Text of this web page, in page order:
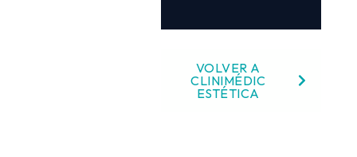
VOLVER A
CLINIMÉDIC
ESTÉTICA